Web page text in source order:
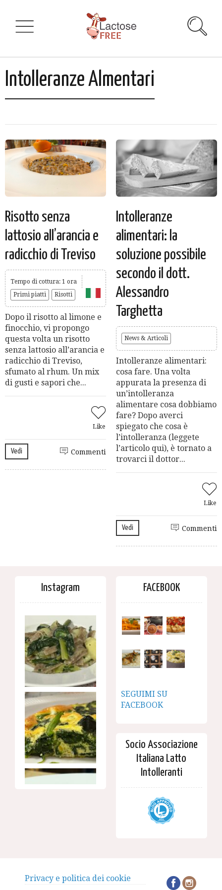
Intolleranze Almentari
Risotto senza
lattosio all’arancia e
radicchio di Treviso
Tempo di cottura: 1 ora
Primi piatti
Risotti
Dopo il risotto al limone e
finocchio, vi propongo
questa volta un risotto
senza lattosio all’arancia e
radicchio di Treviso,
sfumato al rhum. Un mix
di gusti e sapori che...
Like
Vedi Commenti
Intolleranze
alimentari: la
soluzione possibile
secondo il dott.
Alessandro
Targhetta
News & Articoli
Intolleranze alimentari:
cosa fare. Una volta
appurata la presenza di
un’intolleranza
alimentare cosa dobbiamo
fare? Dopo averci
spiegato che cosa è
l’intolleranza (leggete
l’articolo qui), è tornato a
trovarci il dottor...
Like
Vedi Commenti
Instagram FACEBOOK
SEGUIMI SU
FACEBOOK
Socio Associazione
Italiana Latto
Intolleranti
Privacy e politica dei cookie